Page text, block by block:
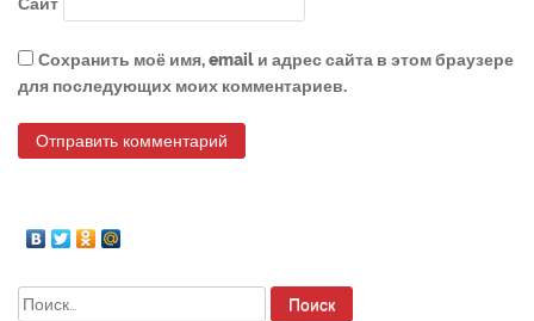
Сохранить моё имя, email и адрес сайта в этом браузере
для последующих моих комментариев.
Найти: